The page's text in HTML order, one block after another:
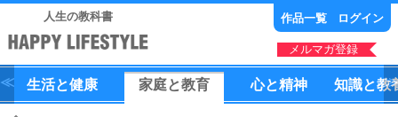
人生の教科書 作品一覧 ログイン
メルマガ登録
生活と健康 家庭と教育 心と精神 知識と教